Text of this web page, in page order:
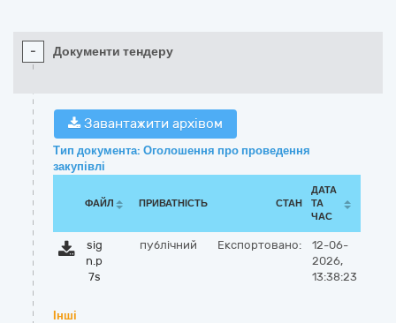
- Документи тендеру
Завантажити архівом
Тип документа: Оголошення про проведення
закупівлі
ФАЙЛ ПРИВАТНІСТЬ СТАН
ДАТА
ТА
ЧАС
sig
n.p
7s
публічний Експортовано:
12-06-
2026,
13:38:23
Інші